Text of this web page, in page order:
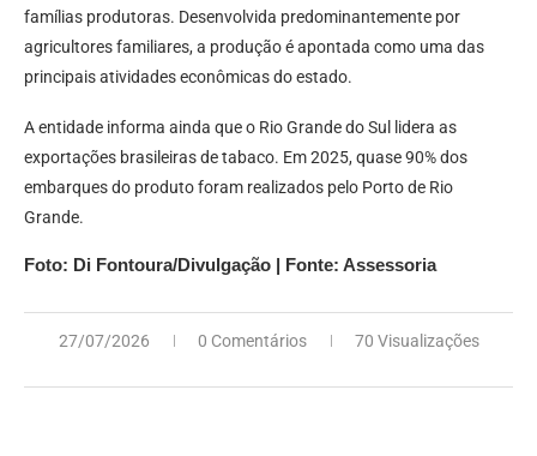
famílias produtoras. Desenvolvida predominantemente por
agricultores familiares, a produção é apontada como uma das
principais atividades econômicas do estado.
A entidade informa ainda que o Rio Grande do Sul lidera as
exportações brasileiras de tabaco. Em 2025, quase 90% dos
embarques do produto foram realizados pelo Porto de Rio
Grande.
Foto: Di Fontoura/Divulgação | Fonte: Assessoria
27/07/2026 0 Comentários 70 Visualizações